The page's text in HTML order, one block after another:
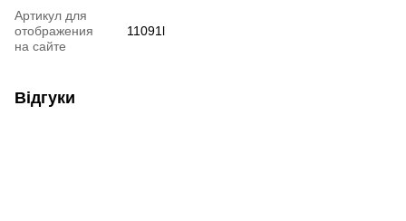
Артикул для
отображения
на сайте
11091l
Відгуки